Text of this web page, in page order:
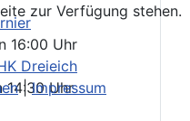
16:00 Uhr
Dreieich
14:30 Uhr
zur Verfügung stehen.
|Impressum